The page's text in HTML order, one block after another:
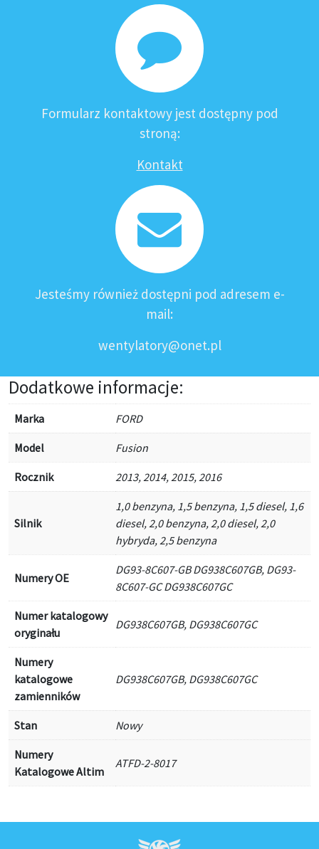
Formularz kontaktowy jest dostępny pod
stroną:
Kontakt
Jesteśmy również dostępni pod adresem e-
mail:
wentylatory@onet.pl
Dodatkowe informacje:
Marka FORD
Model Fusion
Rocznik 2013, 2014, 2015, 2016
Silnik
1,0 benzyna, 1,5 benzyna, 1,5 diesel, 1,6
diesel, 2,0 benzyna, 2,0 diesel, 2,0
hybryda, 2,5 benzyna
Numery OE
DG93-8C607-GB DG938C607GB, DG93-
8C607-GC DG938C607GC
Numer katalogowy
oryginału
DG938C607GB, DG938C607GC
Numery
katalogowe
zamienników
DG938C607GB, DG938C607GC
Stan Nowy
Numery
Katalogowe Altim
ATFD-2-8017